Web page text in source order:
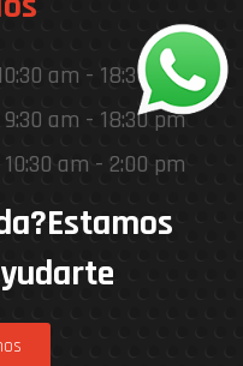
am - 18:30 pm
9:30 am - 18:30 pm
10:30 am - 2:00 pm